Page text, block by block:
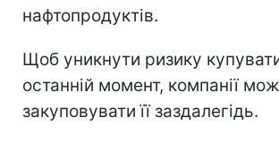
нафтопродуктів.
Щоб уникнути ризику
останній момент, компанії
закуповувати її заздалегідь.